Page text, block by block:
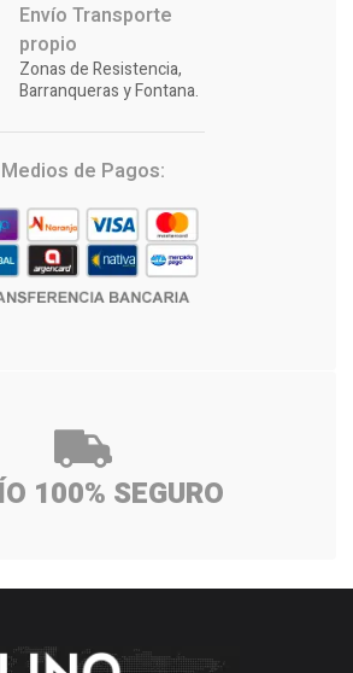
Envío Transporte
propio
Zonas de Resistencia,
Barranqueras y Fontana.
Medios de Pagos:
100% SEGURO